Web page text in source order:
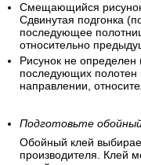
Смещающийся
Сдвинутая подгонка
последующее
относительно
Рисунок не определен
последующих полотен
направлении,
Подготовьте
Обойный клей
производителя. Клей